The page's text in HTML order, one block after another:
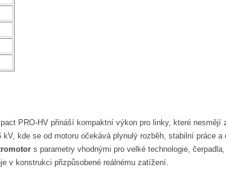
PRO-HV přináší kompaktní výkon pro linky, které
kde se od motoru očekává plynulý rozběh, stabilní práce
s parametry vhodnými pro velké technologie,
v konstrukci přizpůsobené reálnému zatížení.